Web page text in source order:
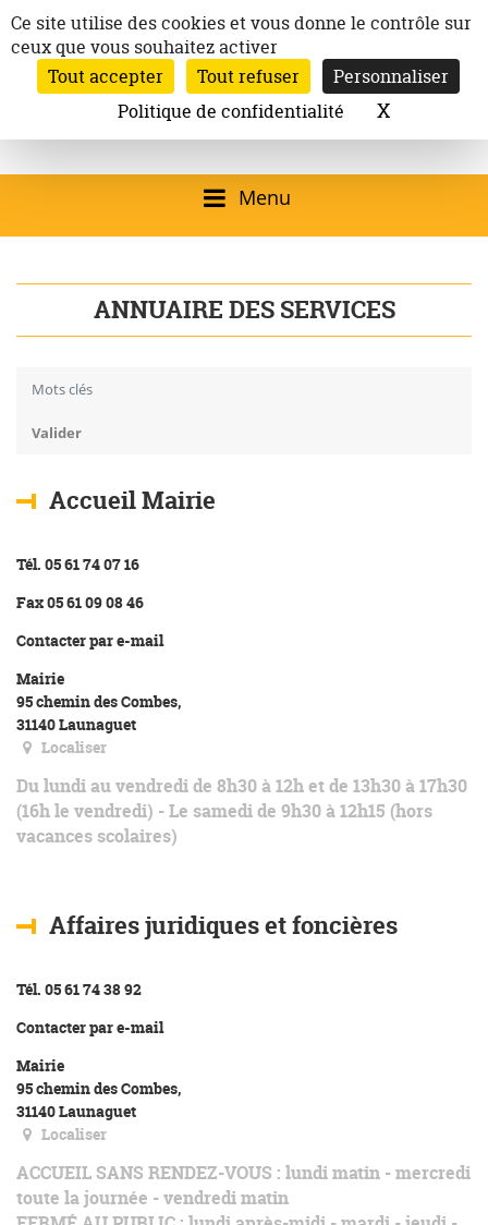
au
contenu
Ville de
Launaguet
Site officiel de la
Mairie de
Launaguet (31140)
qui présente la ville,
le patrimoine, les
services, la
Inscription à la newsletter
Email:
Rechercher
Menu
ANNUAIRE DES SERVICES
Mots clés
Valider
Accueil Mairie
Tél. 05 61 74 07 16
Fax 05 61 09 08 46
Contacter par e-mail
Mairie
95 chemin des Combes,
31140 Launaguet
Localiser
Du lundi au vendredi de 8h30 à 12h et de 13h30 à 17h30
(16h le vendredi) - Le samedi de 9h30 à 12h15 (hors
vacances scolaires)
Affaires juridiques et foncières
Tél. 05 61 74 38 92
Contacter par e-mail
Mairie
95 chemin des Combes,
31140 Launaguet
Localiser
ACCUEIL SANS RENDEZ-VOUS : lundi matin - mercredi
toute la journée - vendredi matin
Panneau de gestion des cookies
Ce site utilise des cookies et vous donne le contrôle sur
ceux que vous souhaitez activer
Tout accepter
Tout refuser
Personnaliser
Politique de confidentialité
XMasquer